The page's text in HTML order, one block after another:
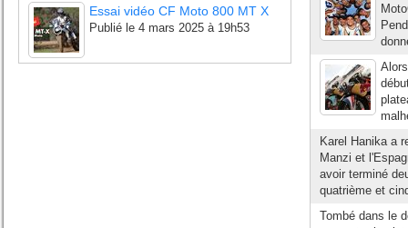
Essai vidéo CF Moto 800 MT X
Publié le 4 mars 2025 à 19h53
Karel Hanika a
Manzi et
avoir terminé
quatrième et
Tombé dans le